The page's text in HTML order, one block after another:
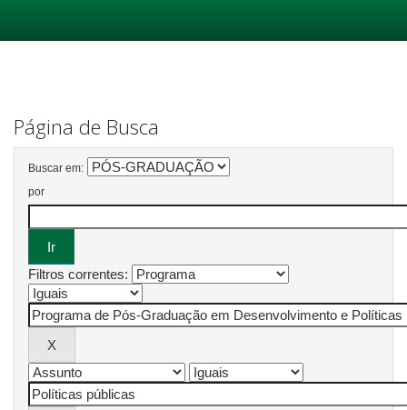
Página de Busca
Buscar em:
por
Filtros correntes: